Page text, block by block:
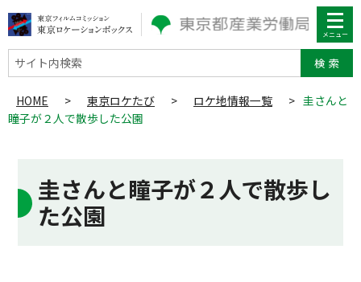
サイト内検索
HOME > 東京ロケたび > ロケ地情報一覧 > 圭さんと
瞳子が２人で散歩した公園
圭さんと瞳子が２人で散歩し
た公園